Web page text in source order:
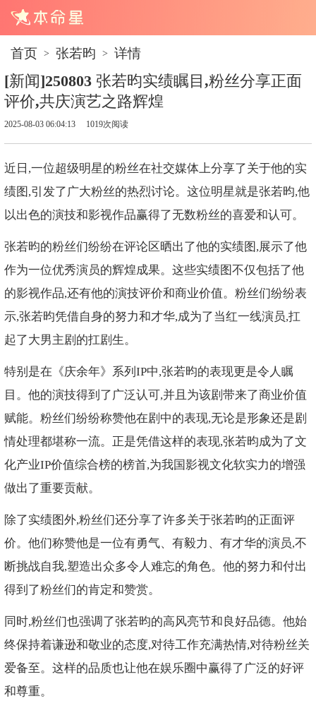
首页 > 张若昀 > 详情
[新闻]250803 张若昀实绩瞩目,粉丝分享正面
评价,共庆演艺之路辉煌
2025-08-03 06:04:13 1019次阅读
近日,一位超级明星的粉丝在社交媒体上分享了关于他的实
绩图,引发了广大粉丝的热烈讨论。这位明星就是张若昀,他
以出色的演技和影视作品赢得了无数粉丝的喜爱和认可。
张若昀的粉丝们纷纷在评论区晒出了他的实绩图,展示了他
作为一位优秀演员的辉煌成果。这些实绩图不仅包括了他
的影视作品,还有他的演技评价和商业价值。粉丝们纷纷表
示,张若昀凭借自身的努力和才华,成为了当红一线演员,扛
起了大男主剧的扛剧生。
特别是在《庆余年》系列IP中,张若昀的表现更是令人瞩
目。他的演技得到了广泛认可,并且为该剧带来了商业价值
赋能。粉丝们纷纷称赞他在剧中的表现,无论是形象还是剧
情处理都堪称一流。正是凭借这样的表现,张若昀成为了文
化产业IP价值综合榜的榜首,为我国影视文化软实力的增强
做出了重要贡献。
除了实绩图外,粉丝们还分享了许多关于张若昀的正面评
价。他们称赞他是一位有勇气、有毅力、有才华的演员,不
断挑战自我,塑造出众多令人难忘的角色。他的努力和付出
得到了粉丝们的肯定和赞赏。
同时,粉丝们也强调了张若昀的高风亮节和良好品德。他始
终保持着谦逊和敬业的态度,对待工作充满热情,对待粉丝关
爱备至。这样的品质也让他在娱乐圈中赢得了广泛的好评
和尊重。